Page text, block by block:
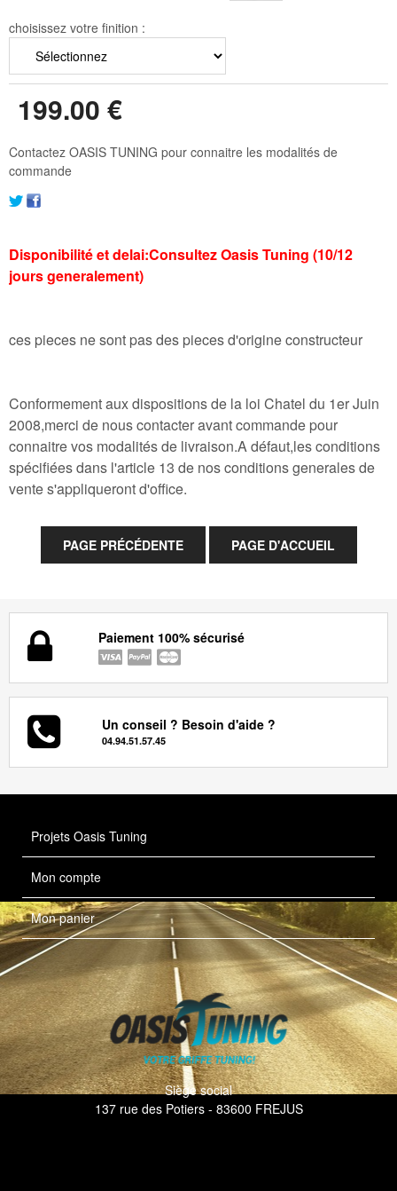
choisissez votre finition :
199.00 €
Contactez OASIS TUNING pour connaitre les modalités de
commande
Disponibilité et delai:Consultez Oasis Tuning (10/12
jours generalement)
ces pieces ne sont pas des pieces d'origine constructeur
Conformement aux dispositions de la loi Chatel du 1er Juin
2008,merci de nous contacter avant commande pour
connaitre vos modalités de livraison.A défaut,les conditions
spécifiées dans l'article 13 de nos conditions generales de
vente s'appliqueront d'office.
Paiement 100% sécurisé
Un conseil ? Besoin d'aide ?
04.94.51.57.45
Projets Oasis Tuning
Mon compte
Mon panier
Siège social
137 rue des Potiers - 83600 FREJUS